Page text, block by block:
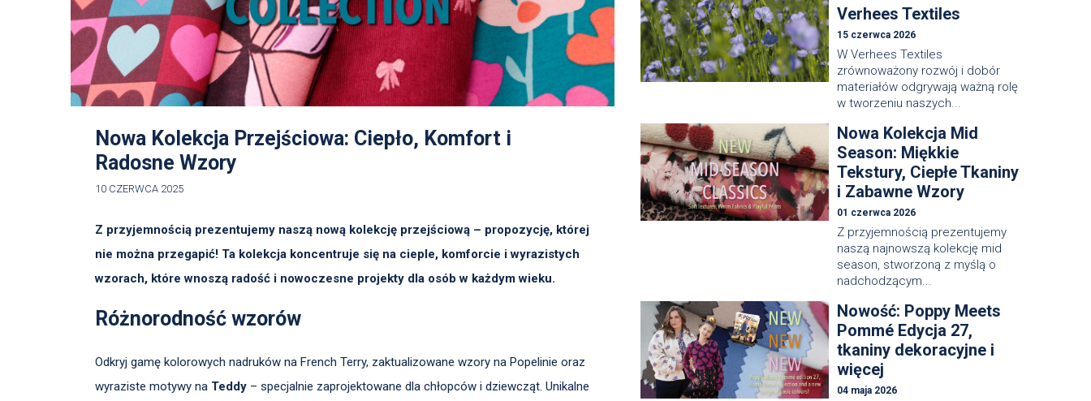
Nowa Kolekcja Przejściowa: Ciepło, Komfort i
Radosne Wzory
10 CZERWCA 2025
Z przyjemnością prezentujemy naszą nową kolekcję przejściową – propozycję, której
nie można przegapić! Ta kolekcja koncentruje się na cieple, komforcie i wyrazistych
wzorach, które wnoszą radość i nowoczesne projekty dla osób w każdym wieku.
Różnorodność wzorów
Odkryj gamę kolorowych nadruków na French Terry, zaktualizowane wzory na Popelinie oraz
wyraziste motywy na Teddy – specjalnie zaprojektowane dla chłopców i dziewcząt. Unikalne
Verhees Textiles
15 czerwca 2026
W Verhees Textiles
zrównoważony rozwój i dobór
materiałów odgrywają ważną rolę
w tworzeniu naszych...
Nowa Kolekcja Mid
Season: Miękkie
Tekstury, Ciepłe Tkaniny
i Zabawne Wzory
01 czerwca 2026
Z przyjemnością prezentujemy
naszą najnowszą kolekcję mid
season, stworzoną z myślą o
nadchodzącym...
Nowość: Poppy Meets
Pommé Edycja 27,
tkaniny dekoracyjne i
więcej
04 maja 2026